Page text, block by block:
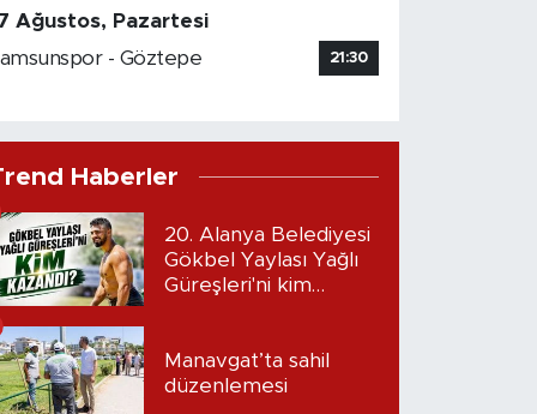
Ağustos, Pazartesi
- Göztepe
21:30
Haberler
20. Alanya Belediyesi
Gökbel Yaylası Yağlı
Güreşleri'ni kim
Manavgat’ta sahil
düzenlemesi